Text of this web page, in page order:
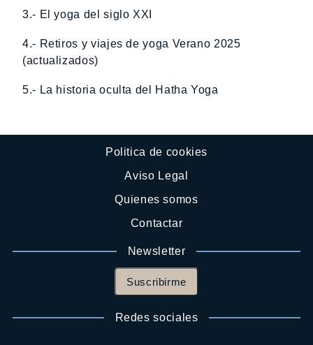
3.- El yoga del siglo XXI
4.- Retiros y viajes de yoga Verano 2025
(actualizados)
5.- La historia oculta del Hatha Yoga
Politica de cookies
Aviso Legal
Quienes somos
Contactar
Newsletter
Suscribirme
Redes sociales